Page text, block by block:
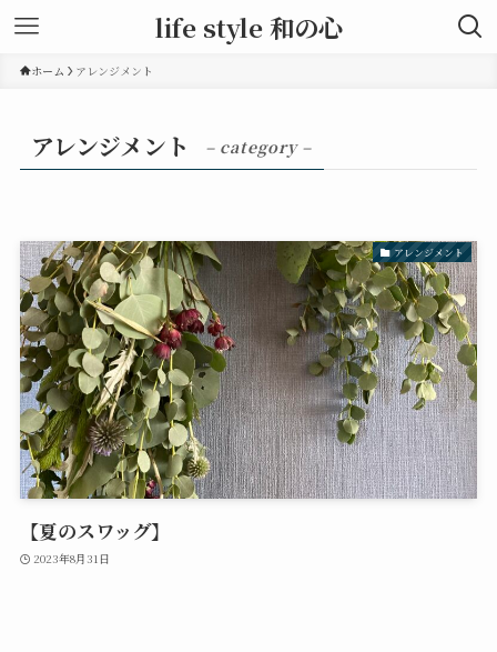
life style 和の心
ホーム アレンジメント
アレンジメント – category –
アレンジメント
【夏のスワッグ】
2023年8月31日